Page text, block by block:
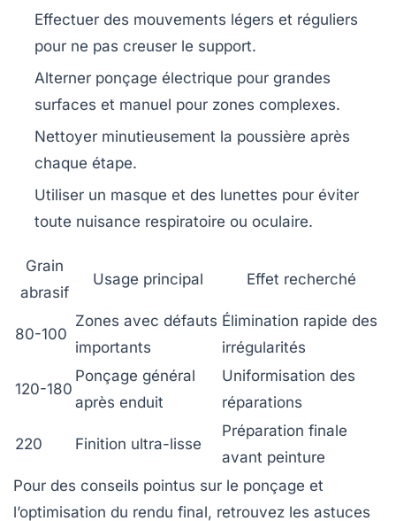
Effectuer des mouvements légers et réguliers
pour ne pas creuser le support.
Alterner ponçage électrique pour grandes
surfaces et manuel pour zones complexes.
Nettoyer minutieusement la poussière après
chaque étape.
Utiliser un masque et des lunettes pour éviter
toute nuisance respiratoire ou oculaire.
Grain
abrasif
Usage principal Effet recherché
80-100
Zones avec défauts
importants
Élimination rapide des
irrégularités
120-180
Ponçage général
après enduit
Uniformisation des
réparations
220 Finition ultra-lisse
Préparation finale
avant peinture
Pour des conseils pointus sur le ponçage et
l’optimisation du rendu final, retrouvez les astuces